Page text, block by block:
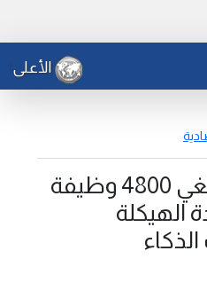
الأعلى
مايكروسوفت تلغي 4800 وظيفة
الهيكلة